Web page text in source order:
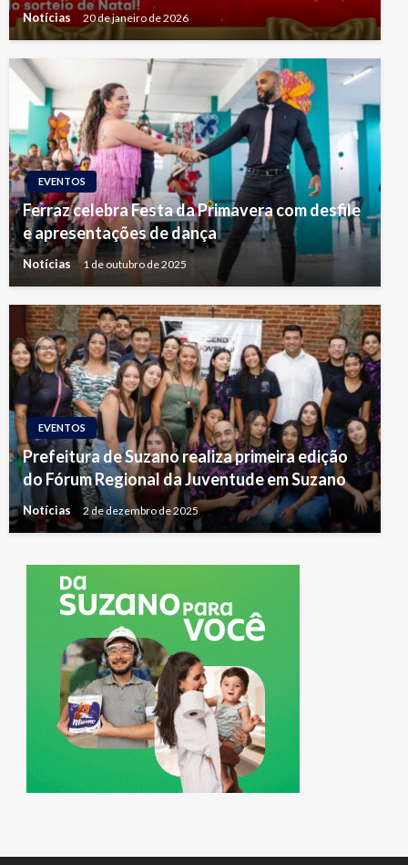
Notícias 20 de janeiro de 2026
EVENTOS
Ferraz celebra Festa da Primavera com desfile
e apresentações de dança
Notícias 1 de outubro de 2025
EVENTOS
Prefeitura de Suzano realiza primeira edição
do Fórum Regional da Juventude em Suzano
Notícias 2 de dezembro de 2025